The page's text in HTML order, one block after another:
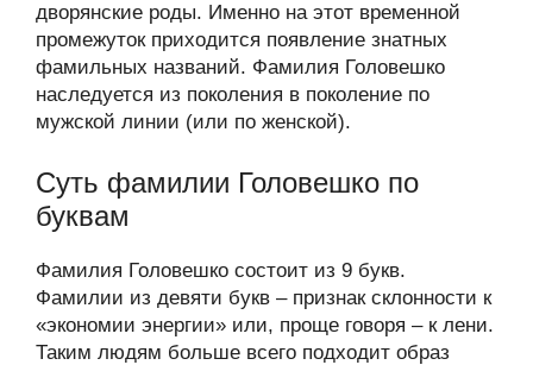
дворянские роды. Именно на этот временной
промежуток приходится появление знатных
фамильных названий. Фамилия Головешко
наследуется из поколения в поколение по
мужской линии (или по женской).
Суть фамилии Головешко по
буквам
Фамилия Головешко состоит из 9 букв.
Фамилии из девяти букв – признак склонности к
«экономии энергии» или, проще говоря – к лени.
Таким людям больше всего подходит образ